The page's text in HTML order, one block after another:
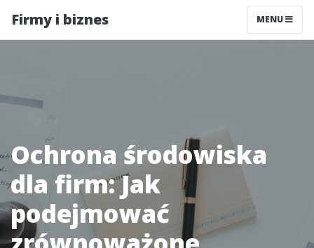
Firmy i biznes MENU
Ochrona środowiska
dla firm: Jak
podejmować